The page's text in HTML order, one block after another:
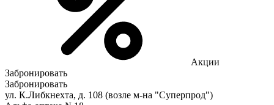
Акции
Забронировать
Забронировать
ул. К.Либкнехта, д. 108 (возле м-на "Суперпрод")